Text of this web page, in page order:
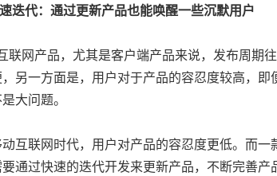
迭代：通过更新产品也能唤醒一些沉默用户
网产品，尤其是客户端产品来说，发布周期
另一方面是，用户对于产品的容忍度较高，
大问题。
联网时代，用户对产品的容忍度更低。而一
通过快速的迭代开发来更新产品，不断完善